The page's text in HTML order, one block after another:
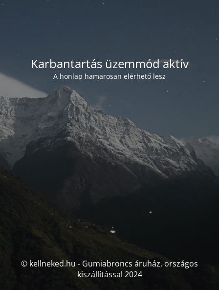
Karbantartás üzemmód aktív
A honlap hamarosan elérhető lesz
© kellneked.hu - Gumiabroncs áruház, országos
kiszállítással 2024